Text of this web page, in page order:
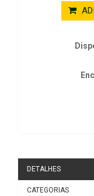
DETALHES
CATEGORIAS